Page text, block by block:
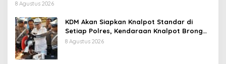
8 Agustus 2026
KDM Akan Siapkan Knalpot Standar di
Setiap Polres, Kendaraan Knalpot Brong
Tertangkap Langsung Ganti
8 Agustus 2026